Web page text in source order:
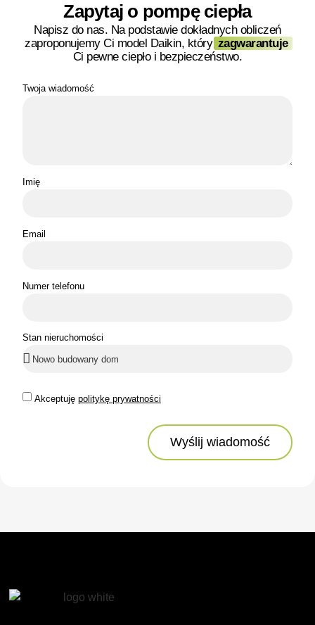
Zapytaj o pompę ciepła
Napisz do nas. Na podstawie dokładnych obliczeń
zaproponujemy Ci model Daikin, który zagwarantuje
Ci pewne ciepło i bezpieczeństwo.
Twoja wiadomość
Imię
Email
Numer telefonu
Stan nieruchomości
Akceptuję politykę prywatności
Wyślij wiadomość